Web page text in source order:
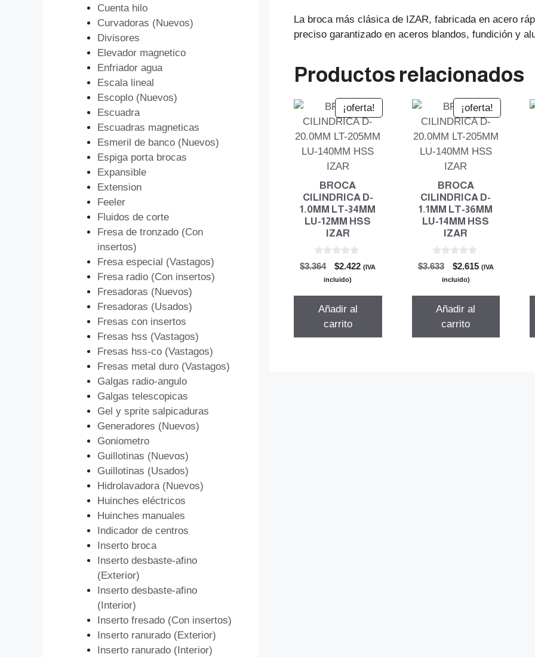
La broca más clásica de IZAR, fabricada en acero
preciso garantizado en aceros blandos, fundición y
Productos relacionados
¡oferta!
BROCA
CILINDRICA D-
1.0MM LT-34MM
LU-12MM HSS
IZAR
0
d
$3.364
El
precio
era:
$3.364.
$2.422El(IVA
incluido)
Añadir al
carrito
¡oferta!
BROCA
CILINDRICA D-
1.1MM LT-36MM
LU-14MM HSS
IZAR
0
d
$3.633
El
precio
era:
$3.633.
$2.615El(IVA
incluido)
Añadir al
carrito
Cuenta hilo
Curvadoras (Nuevos)
Divisores
Elevador magnetico
Enfriador agua
Escala lineal
Escoplo (Nuevos)
Escuadra
Escuadras magneticas
Esmeril de banco (Nuevos)
Espiga porta brocas
Expansible
Extension
Feeler
Fluidos de corte
Fresa de tronzado (Con
insertos)
Fresa especial (Vastagos)
Fresa radio (Con insertos)
Fresadoras (Nuevos)
Fresadoras (Usados)
Fresas con insertos
Fresas hss (Vastagos)
Fresas hss-co (Vastagos)
Fresas metal duro (Vastagos)
Galgas radio-angulo
Galgas telescopicas
Gel y sprite salpicaduras
Generadores (Nuevos)
Goniometro
Guillotinas (Nuevos)
Guillotinas (Usados)
Hidrolavadora (Nuevos)
Huinches eléctricos
Huinches manuales
Indicador de centros
Inserto broca
Inserto desbaste-afino
(Exterior)
Inserto desbaste-afino
(Interior)
Inserto fresado (Con insertos)
Inserto ranurado (Exterior)
Inserto ranurado (Interior)